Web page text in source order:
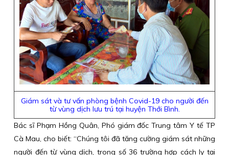
Giám sát và tư vấn phòng bệnh Covid-19 cho người đến
từ vùng dịch lưu trú tại huyện Thới Bình.
Bác sĩ Phạm Hồng Quân, Phó giám đốc Trung tâm Y tế TP
Cà Mau, cho biết: “Chúng tôi đã tăng cường giám sát những
người đến từ vùng dịch, trong số 36 trường hợp cách ly tại